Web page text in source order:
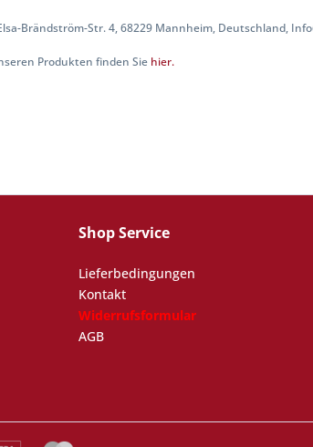
Brändström-Str. 4, 68229 Mannheim, Deutschland,
Produkten finden Sie hier.
Shop Service
Lieferbedingungen
Kontakt
Widerrufsformular
AGB